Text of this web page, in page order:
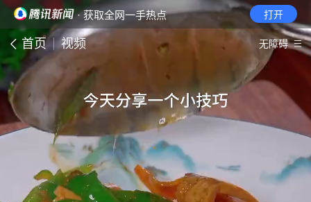
· 获取全网一手热点 打开
首页 视频 无障碍